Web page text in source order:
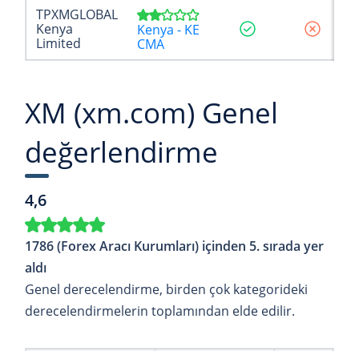
TPXMGLOBAL
Kenya
Limited
Kenya - KE
CMA
XM (xm.com) Genel
değerlendirme
4,6
1786 (Forex Aracı Kurumları) içinden 5. sırada yer
aldı
Genel derecelendirme, birden çok kategorideki
derecelendirmelerin toplamından elde edilir.